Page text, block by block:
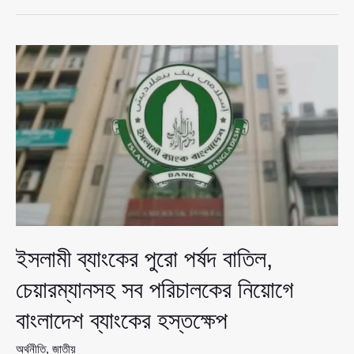
ফিরছে,
ধীরে
ধীরে
স্বাভাবিক
হচ্ছে
ইসলামী
ব্যাংকের
কার্যক্রম
ইসলামী ব্যাংকের পুরো পর্ষদ বাতিল,
চেয়ারম্যানসহ সব পরিচালকের নিয়োগে
বাংলাদেশ ব্যাংকের হস্তক্ষেপ
অর্থনীতি, জাতীয়